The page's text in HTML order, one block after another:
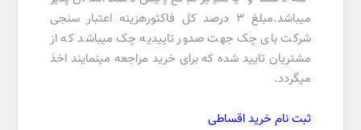
میباشد.مبلغ 3 درصد کل فاکتورهزینه اعتبار سنجی
شرکت بای چک جهت صدور تاییدیه چک میباشد که از
مشتریان تایید شده که برای خرید مراجعه مینمایند اخذ
میگردد.
ثبت نام خرید اقساطی